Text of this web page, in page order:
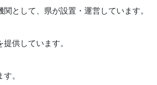
として、県が設置・運営しています。
供しています。
。